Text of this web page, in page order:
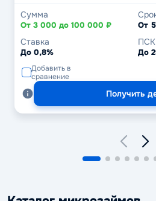
Сумма
От 3 000 до 100 000 ₽ От
Ставка
До 0,8%
ПСК
До
Добавить в
сравнение
Получить